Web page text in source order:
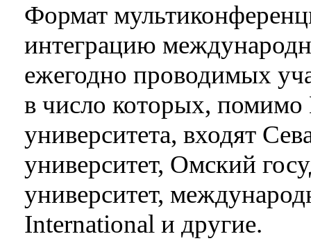
Формат
интеграцию
ежегодно проводимых
в число которых, помимо
университета, входят
университет, Омский
университет,
International и другие.